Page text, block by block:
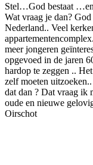
Stel…God bestaat
Wat vraag je dan?
Nederland.. Veel
meer jongeren
opgevoed in de jaren
hardop te zeggen ..
zelf moeten
dat dan ? Dat vraag ik
oude en nieuwe
Oirschot